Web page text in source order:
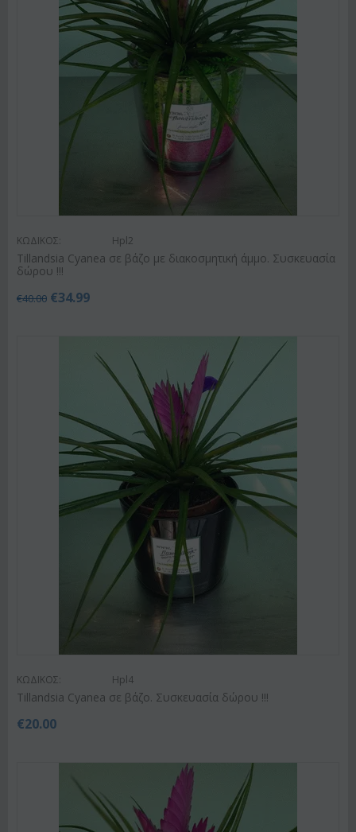
ΚΩΔΙΚΟΣ: Hpl2
Tillandsia Cyanea σε βάζο με διακοσμητική άμμο. Συσκευασία
δώρου !!!
€40.00 €34.99
ΚΩΔΙΚΟΣ: Hpl4
Tillandsia Cyanea σε βάζο. Συσκευασία δώρου !!!
€20.00